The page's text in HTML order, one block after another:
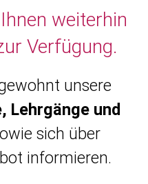
weiterhin
Verfügung.
unsere
Lehrgänge und
sich über
informieren.